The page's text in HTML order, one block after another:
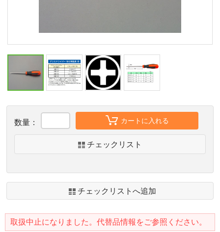
数量： カートに入れる
チェックリスト
チェックリストへ追加
取扱中止になりました。代替品情報をご参照ください。